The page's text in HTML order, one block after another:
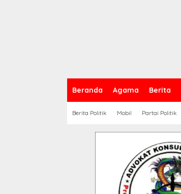
Beranda Agama Berita
Berita Politik Mobil Partai Politik